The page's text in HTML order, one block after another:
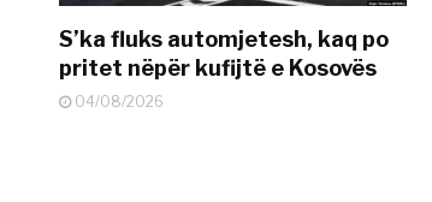
S’ka fluks automjetesh, kaq po
pritet nëpër kufijtë e Kosovës
04/08/2026